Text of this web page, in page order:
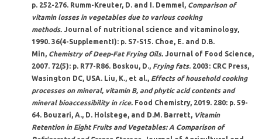
p. 252-276. Rumm-Kreuter, D. and I. Demmel, Comparison of
vitamin losses in vegetables due to various cooking
methods. Journal of nutritional science and vitaminology,
1990. 36(4-SupplementI): p. S7-S15. Choe, E. and D.B.
Min, Chemistry of Deep-Fat Frying Oils. Journal of Food Science,
2007. 72(5): p. R77-R86. Boskou, D., Frying fats. 2003: CRC Press,
Wasington DC, USA. Liu, K., et al., Effects of household cooking
processes on mineral, vitamin B, and phytic acid contents and
mineral bioaccessibility in rice. Food Chemistry, 2019. 280: p. 59-
64. Bouzari, A., D. Holstege, and D.M. Barrett, Vitamin
Retention in Eight Fruits and Vegetables: A Comparison of